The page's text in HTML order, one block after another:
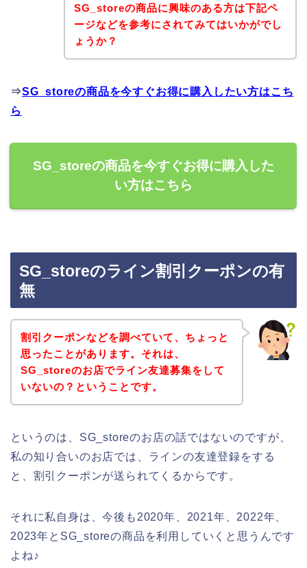
SG_storeの商品に興味のある方は下記ペ
ージなどを参考にされてみてはいかがでし
ょうか？
⇒SG_storeの商品を今すぐお得に購入したい方はこち
ら
SG_storeの商品を今すぐお得に購入した
い方はこちら
SG_storeのライン割引クーポンの有
無
割引クーポンなどを調べていて、ちょっと
思ったことがあります。それは、
SG_storeのお店でライン友達募集をして
いないの？ということです。
というのは、SG_storeのお店の話ではないのですが、
私の知り合いのお店では、ラインの友達登録をする
と、割引クーポンが送られてくるからです。
それに私自身は、今後も2020年、2021年、2022年、
2023年とSG_storeの商品を利用していくと思うんです
よね♪